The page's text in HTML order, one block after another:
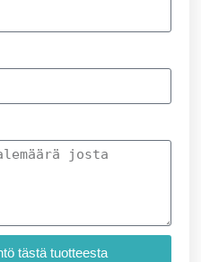
tästä tuotteesta